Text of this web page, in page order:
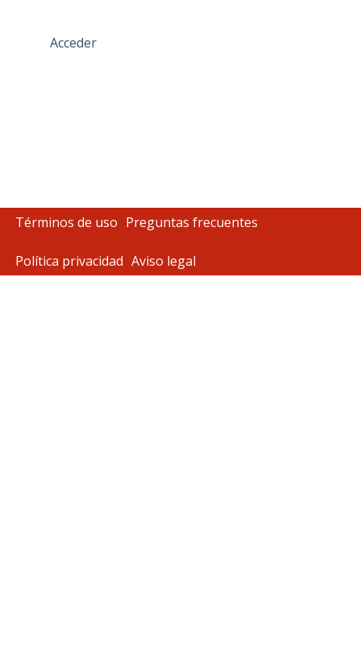
Acceder
Términos de uso Preguntas frecuentes
Política privacidad Aviso legal